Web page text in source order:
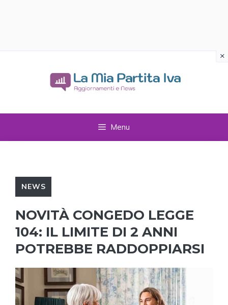
Menu
NEWS
NOVITÀ CONGEDO LEGGE
104: IL LIMITE DI 2 ANNI
POTREBBE RADDOPPIARSI
×